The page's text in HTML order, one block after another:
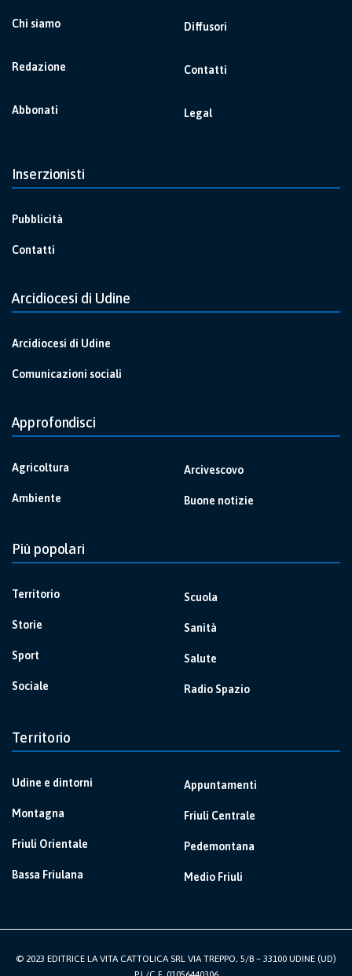
Chi siamo
Redazione
Abbonati
Diffusori
Contatti
Legal
Inserzionisti
Pubblicità
Contatti
Arcidiocesi di Udine
Arcidiocesi di Udine
Comunicazioni sociali
Approfondisci
Agricoltura
Ambiente
Arcivescovo
Buone notizie
Più popolari
Territorio
Storie
Sport
Sociale
Scuola
Sanità
Salute
Radio Spazio
Territorio
Udine e dintorni
Montagna
Friuli Orientale
Bassa Friulana
Appuntamenti
Friuli Centrale
Pedemontana
Medio Friuli
© 2023 EDITRICE LA VITA CATTOLICA SRL VIA TREPPO, 5/B – 33100 UDINE (UD)